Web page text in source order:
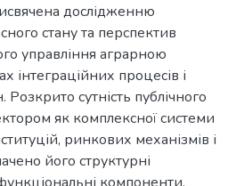
дослідженню
стану та перспектив
управління аграрною
інтеграційних процесів і
сутність публічного
як комплексної системи
ринкових механізмів і
його структурні